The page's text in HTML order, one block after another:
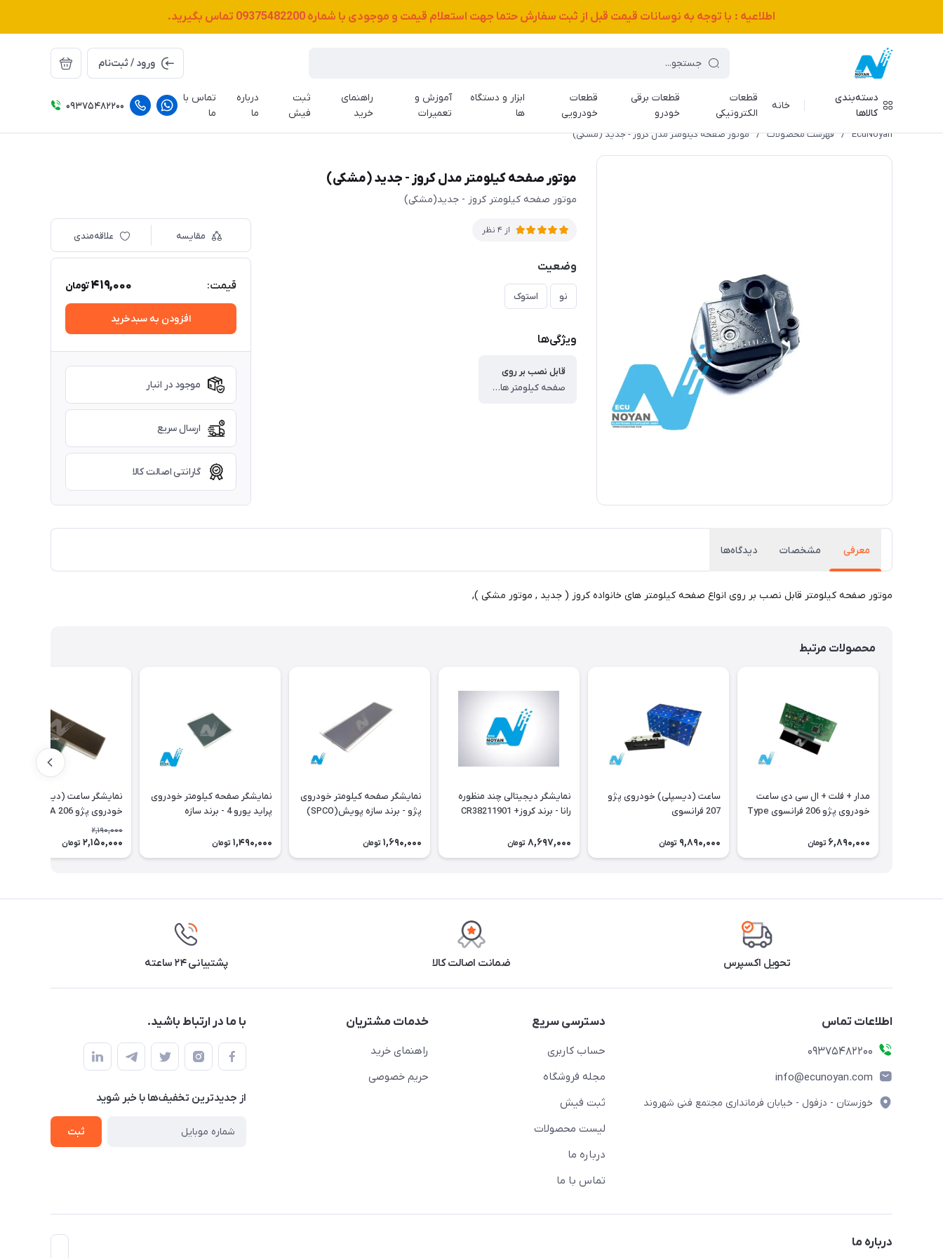
اطلاعیه : با توجه به نوسانات قیمت قبل از ثبت سفارش حتما جهت استعلام قیمت و موجودی با شماره 09375482200 تماس بگیرید.
ورود / ثبت‌نام
دسته‌بندی
کالاها
خانه
قطعات
الکترونیکی
قطعات برقی
خودرو
قطعات
خودرویی
ابزار و دستگاه
ها
آموزش و
تعمیرات
راهنمای
خرید
ثبت
فیش
درباره
ما
تماس با
ما
09375482200
EcuNoyan
/ فهرست محصولات / موتور صفحه کیلومتر مدل کروز - جدید (مشکی)
موتور صفحه کیلومتر مدل کروز - جدید (مشکی)
موتور صفحه کیلومتر کروز - جدید(مشکی)
از 4 نظر
وضعیت
نو استوک
ویژگی‌ها
قابل نصب بر روی
صفحه کیلومتر های خانواده کروز جدید (مشکی)
مقایسه علاقه‌مندی
قیمت: 419,000تومان
افزودن به سبدخرید
موجود در انبار
ارسال سریع
گارانتی اصالت کالا
معرفی مشخصات دیدگاه‌ها
موتور صفحه کیلومتر قابل نصب بر روی انواع صفحه کیلومتر های خانواده کروز ( جدید , موتور مشکی ),
محصولات مرتبط
مدار + فلت + ال سی دی ساعت
خودروی پژو 206 فرانسوی Type
6,890,000 تومان
ساعت (دیسپلی) خودروی پژو
207 فرانسوی
9,890,000 تومان
نمایشگر دیجیتالی چند منظوره
رانا - برند کروز+ CR38211901
8,697,000 تومان
نمایشگر صفحه کیلومتر خودروی
پژو - برند سازه پویش(SPCO)
1,690,000 تومان
نمایشگر صفحه کیلومتر خودروی
پراید یورو 4 - برند سازه
1,490,000 تومان
نمایشگر ساعت (دیسپلی)
اورجینال
2,190,000
2,150,000 تومان
تحویل اکسپرس ضمانت اصالت کالا پشتیبانی ۲۴ ساعته
اطلاعات تماس
09375482200
info@ecunoyan.com
خوزستان - دزفول - خیابان فرمانداری مجتمع فنی شهروند
دسترسی سریع
حساب کاربری
مجله فروشگاه
ثبت فیش
لیست محصولات
درباره ما
تماس با ما
خدمات مشتریان
راهنمای خرید
حریم خصوصی
با ما در ارتباط باشید.
از جدید‌ترین تخفیف‌ها با‌ خبر شوید
ثبت
درباره ما